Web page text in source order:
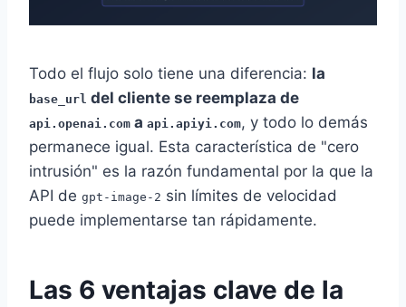
Todo el flujo solo tiene una diferencia: la
base_url del cliente se reemplaza de
api.openai.com a api.apiyi.com, y todo lo demás
permanece igual. Esta característica de "cero
intrusión" es la razón fundamental por la que la
API de gpt-image-2 sin límites de velocidad
puede implementarse tan rápidamente.
Las 6 ventajas clave de la